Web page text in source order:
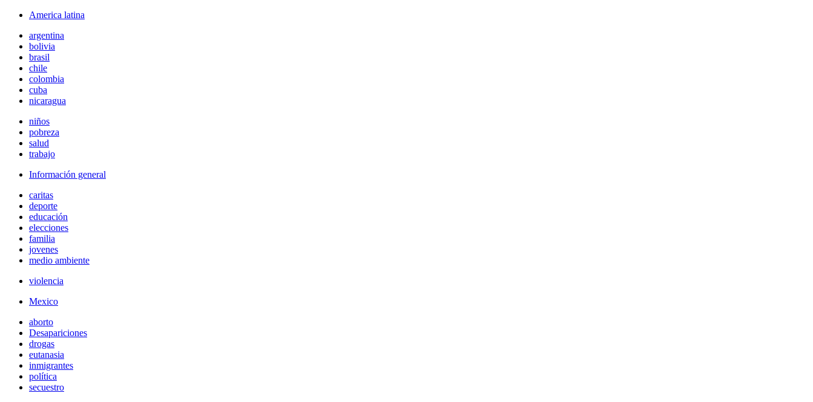
America latina
argentina
bolivia
brasil
chile
colombia
cuba
nicaragua
niños
pobreza
salud
trabajo
Información general
caritas
deporte
educación
elecciones
familia
jovenes
medio ambiente
violencia
Mexico
aborto
Desapariciones
drogas
eutanasia
inmigrantes
política
secuestro